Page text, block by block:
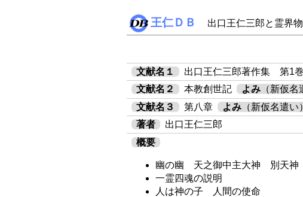
王仁ＤＢ 出口王仁三郎と霊界
文献名１
出口王仁三郎著作集 第1
文献名２
本教創世記 よみ （新仮名
文献名３
第八章 よみ （新仮名遣い）
著者
出口王仁三郎
概要
幽の幽 天之御中主大神 別天
一霊四魂の説明
人は神の子 人間の使命